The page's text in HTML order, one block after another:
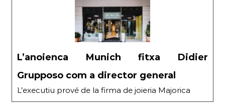
L’anoienca Munich fitxa Didier
Grupposo com a director general
L’executiu prové de la firma de joieria Majorica